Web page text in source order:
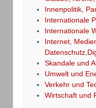
Innenpolitik,
Internationale
Internationale
Internet,
Skandale und
Umwelt und
Verkehr und
Wirtschaft und